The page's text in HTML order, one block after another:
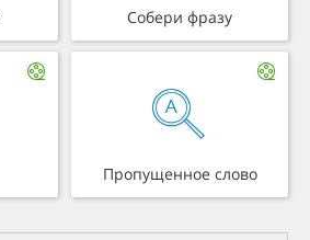
Собери фразу
Пропущенное слово